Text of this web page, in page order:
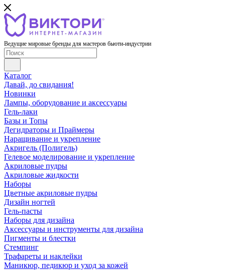
Ведущие мировые бренды для мастеров бьюти-индустрии
Каталог
Давай, до свидания!
Новинки
Лампы, оборудование и аксессуары
Гель-лаки
Базы и Топы
Дегидраторы и Праймеры
Наращивание и укрепление
Акригель (Полигель)
Гелевое моделирование и укрепление
Акриловые пудры
Акриловые жидкости
Наборы
Цветные акриловые пудры
Дизайн ногтей
Гель-пасты
Наборы для дизайна
Аксессуары и инструменты для дизайна
Пигменты и блестки
Стемпинг
Трафареты и наклейки
Маникюр, педикюр и уход за кожей